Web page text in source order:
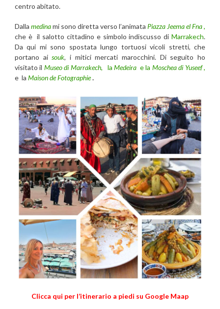
centro abitato.
Dalla medinami sono diretta verso l’animata Piazza Jeema el Fna,
che è il salotto cittadino e simbolo indiscusso di Marrakech.
Da qui mi sono spostata lungo tortuosi vicoli stretti, che
portano aisouk, i mitici mercati marocchini. Di seguito ho
visitato il Museo di Marrakech, laMedeirae la Moschea di Yuseef,
e la Maison de Fotographie.
Clicca qui per l’itinerario a piedi su Google Maap